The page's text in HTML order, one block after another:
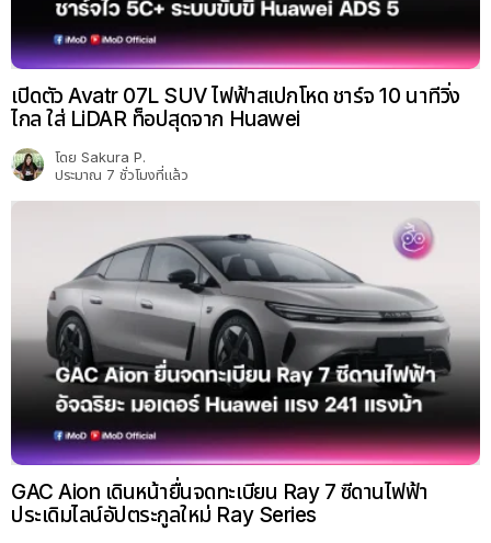
เปิดตัว Avatr 07L SUV ไฟฟ้าสเปกโหด ชาร์จ 10 นาทีวิ่ง
ไกล ใส่ LiDAR ท็อปสุดจาก Huawei
โดย Sakura P.
ประมาณ 7 ชั่วโมงที่แล้ว
GAC Aion เดินหน้ายื่นจดทะเบียน Ray 7 ซีดานไฟฟ้า
ประเดิมไลน์อัปตระกูลใหม่ Ray Series